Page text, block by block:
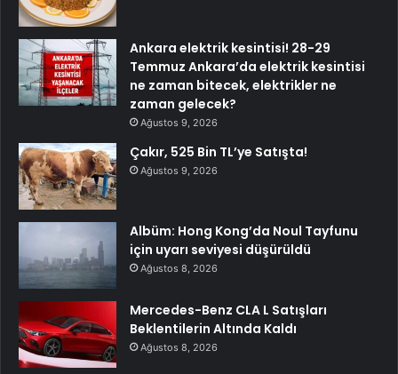
Ankara elektrik kesintisi! 28-29
Temmuz Ankara’da elektrik kesintisi
ne zaman bitecek, elektrikler ne
zaman gelecek?
Ağustos 9, 2026
Çakır, 525 Bin TL’ye Satışta!
Ağustos 9, 2026
Albüm: Hong Kong’da Noul Tayfunu
için uyarı seviyesi düşürüldü
Ağustos 8, 2026
Mercedes-Benz CLA L Satışları
Beklentilerin Altında Kaldı
Ağustos 8, 2026